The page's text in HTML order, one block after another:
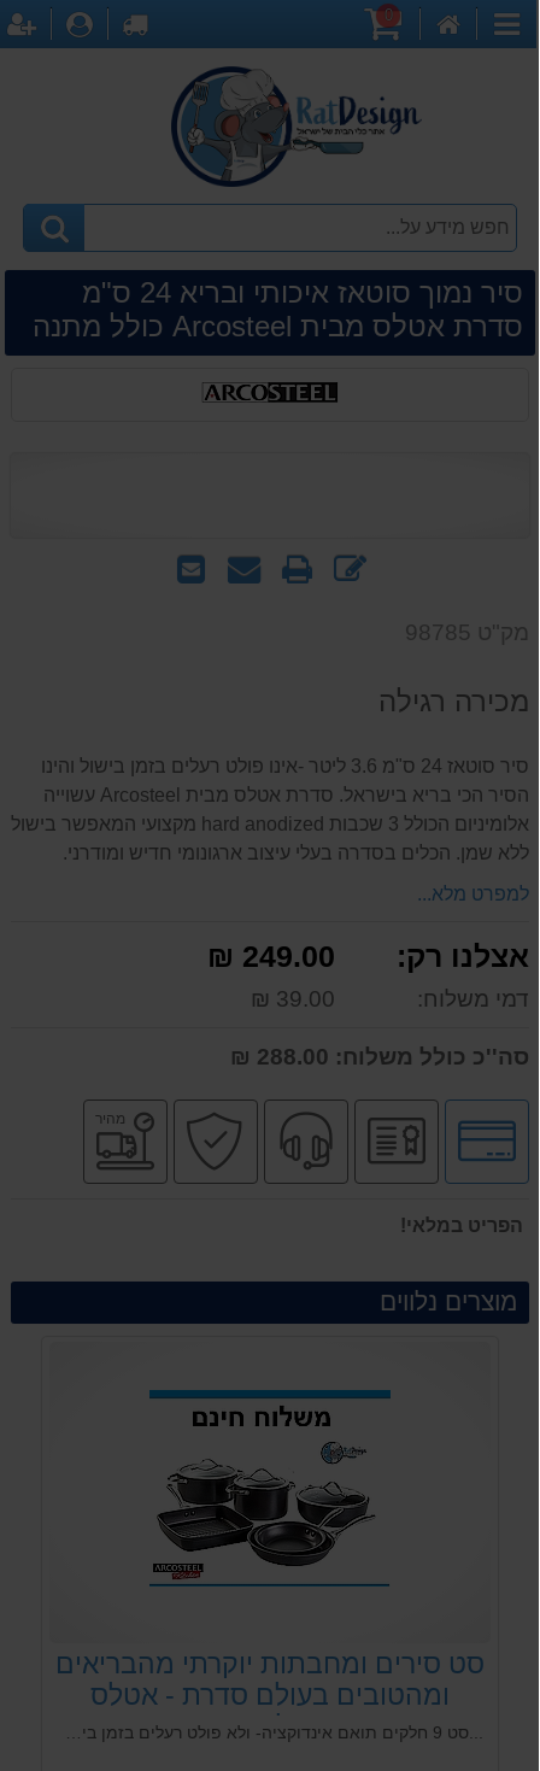
קטגוריות
0
לקופה
סיר נמוך סוטאז איכותי ובריא 24 ס"מ
סדרת אטלס מבית Arcosteel כולל מתנה
שלח
שאל
הדפס
מק"ט 98785
מכירה רגילה
סיר סוטאז 24 ס"מ 3.6 ליטר -אינו פולט רעלים בזמן בישול והינו
הסיר הכי בריא בישראל. סדרת אטלס מבית Arcosteel עשוייה
אלומיניום הכולל 3 שכבות hard anodized מקצועי המאפשר בישול
ללא שמן. הכלים בסדרה בעלי עיצוב ארגונומי חדיש ומודרני.
למפרט מלא...
אצלנו רק: 249.00 ₪
דמי משלוח: 39.00 ₪
סה''כ כולל משלוח:
לחץ
לאפשרויות
תשלומים
יבואן
רשמי
שירות
מקצועי
קניה
בטוחה
מהיר
הפריט במלאי!
מוצרים נלווים
סט סירים ומחבתות יוקרתי מהבריאים
ומהטובים בעולם סדרת - אטלס
ארקוסטיל Arcosteel